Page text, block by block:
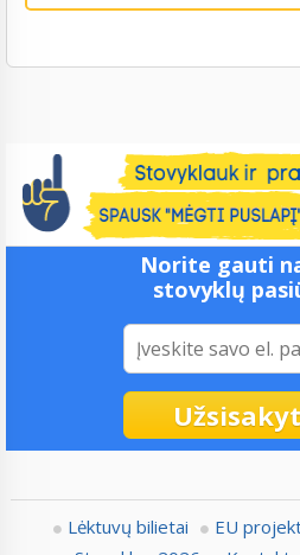
Norite gauti
stovyklų
Lėktuvų bilietai EU